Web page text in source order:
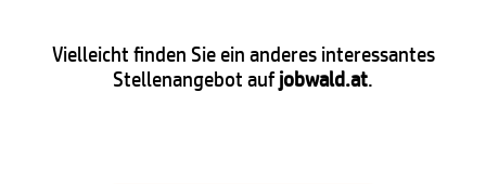
Vielleicht finden Sie ein anderes interessantes
Stellenangebot aufjobwald.at.